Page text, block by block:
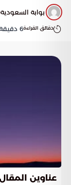
بوابة السعودية
دقائق القراءة6
عناوين